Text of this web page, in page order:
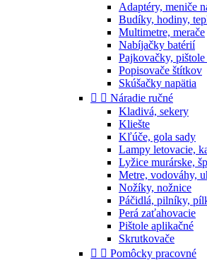
Adaptéry, meniče
Budíky, hodiny,
Multimetre, merače
Nabíjačky batérií
Pajkovačky, pištole
Popisovače štítkov
Skúšačky napätia
  Náradie ručné
Kladivá, sekery
Kliešte
Kľúče, gola sady
Lampy letovacie,
Lyžice murárske,
Metre, vodováhy,
Nožíky, nožnice
Páčidlá, pilníky,
Perá zaťahovacie
Pištole aplikačné
Skrutkovače
  Pomôcky pracovné